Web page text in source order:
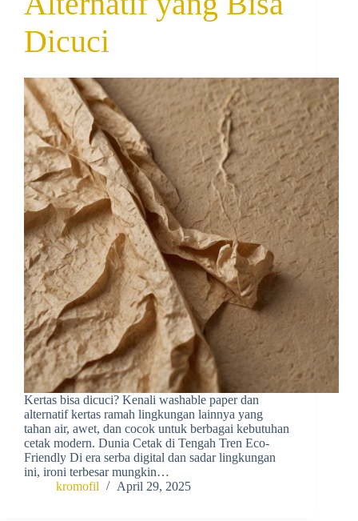
Dicuci
Kertas bisa dicuci? Kenali washable paper dan
alternatif kertas ramah lingkungan lainnya yang
tahan air, awet, dan cocok untuk berbagai kebutuhan
cetak modern. Dunia Cetak di Tengah Tren Eco-
Friendly Di era serba digital dan sadar lingkungan
ini, ironi terbesar mungkin…
kromofil
April 29, 2025